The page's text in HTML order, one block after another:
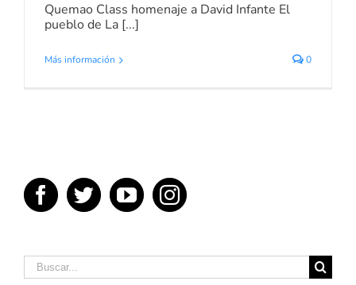
Quemao Class homenaje a David Infante El
pueblo de La [...]
Más información 0
Buscar: